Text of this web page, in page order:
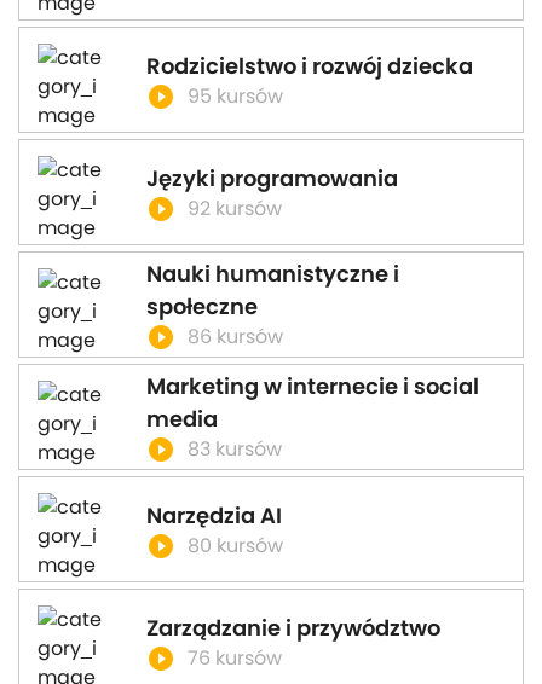
Rodzicielstwo i rozwój dziecka
play_circle_filled 95 kursów
Języki programowania
play_circle_filled 92 kursów
Nauki humanistyczne i
społeczne
play_circle_filled 86 kursów
Marketing w internecie i social
media
play_circle_filled 83 kursów
Narzędzia AI
play_circle_filled 80 kursów
Zarządzanie i przywództwo
play_circle_filled 76 kursów